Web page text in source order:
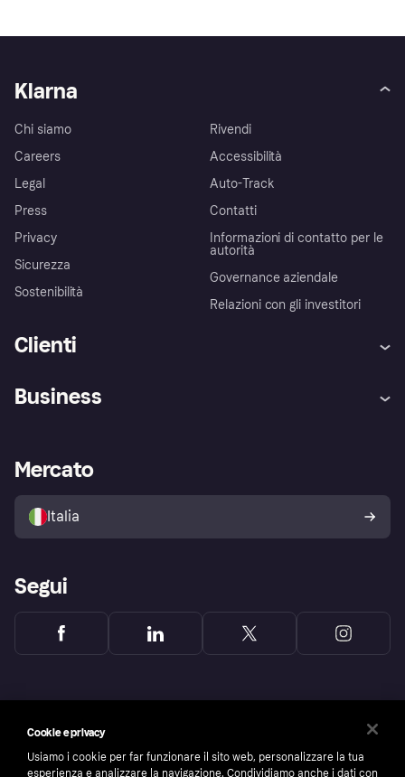
Klarna
Chi siamo
Careers
Legal
Press
Privacy
Sicurezza
Sostenibilità
Rivendi
Accessibilità
Auto-Track
Contatti
Informazioni di contatto per le
autorità
Governance aziendale
Relazioni con gli investitori
Clienti
Assistenza
Esplora i negozi
Politica di protezione
dell'acquirente Klarna
Business
Accesso aziende
Mercato
Italia
Segui
Cookie e privacy
Usiamo i cookie per far funzionare il sito web, personalizzare la tua
esperienza e analizzare la navigazione. Condividiamo anche i dati con